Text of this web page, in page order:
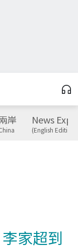
岸 News
(English Edition)
家超到